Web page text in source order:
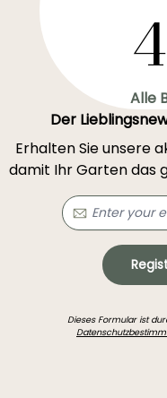
Alle
Der
Erhalten Sie unsere
damit Ihr Garten das
Dieses Formular ist